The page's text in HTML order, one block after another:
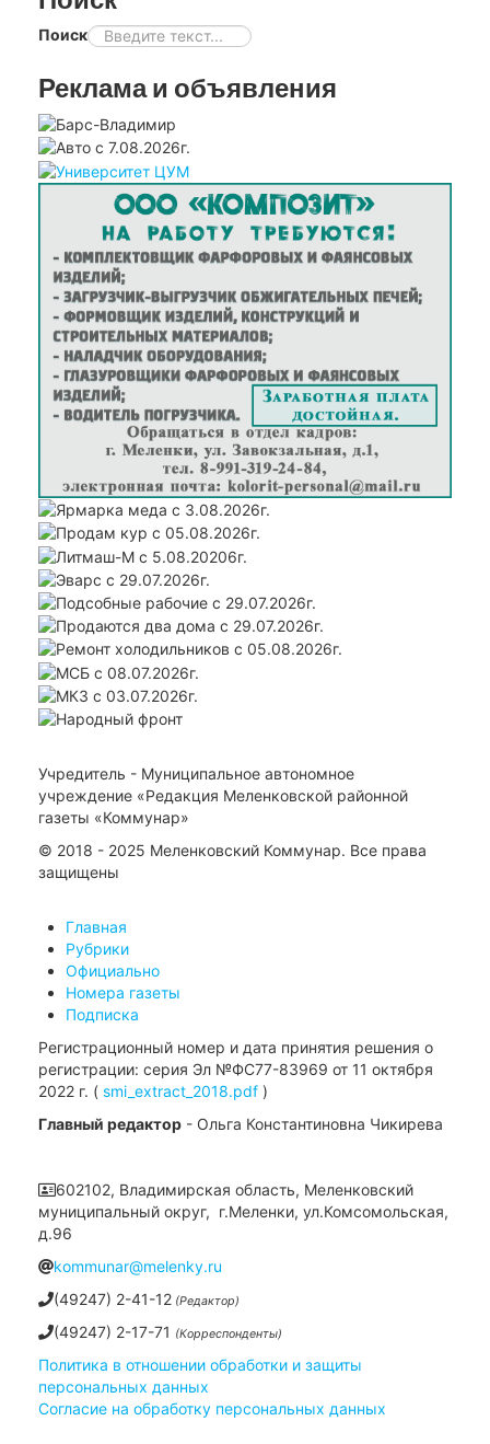
Поиск
Реклама и объявления
Учредитель - Муниципальное автономное
учреждение «Редакция Меленковской районной
газеты «Коммунар»
© 2018 - 2025 Меленковский Коммунар. Все права
защищены
Главная
Рубрики
Официально
Номера газеты
Подписка
Регистрационный номер и дата принятия решения о
регистрации: серия Эл №ФС77-83969 от 11 октября
2022 г. ( smi_extract_2018.pdf )
Главный редактор - Ольга Константиновна Чикирева
602102, Владимирская область, Меленковский
муниципальный округ, г.Меленки, ул.Комсомольская,
д.96
kommunar@melenky.ru
(49247) 2-41-12 (Редактор)
(49247) 2-17-71 (Корреспонденты)
Политика в отношении обработки и защиты
персональных данных
Согласие на обработку персональных данных